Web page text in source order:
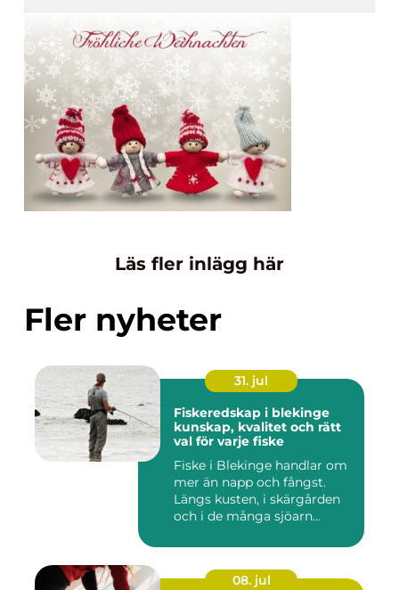
Läs fler inlägg här
Fler nyheter
31. jul
Fiskeredskap i blekinge
kunskap, kvalitet och rätt
val för varje fiske
Fiske i Blekinge handlar om
mer än napp och fångst.
Längs kusten, i skärgården
och i de många sjöarn...
08. jul